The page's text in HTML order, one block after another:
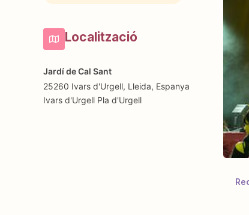
Localització
Jardí de Cal Sant
25260 Ivars d'Urgell, Lleida, Espanya
Ivars d'Urgell Pla d'Urgell